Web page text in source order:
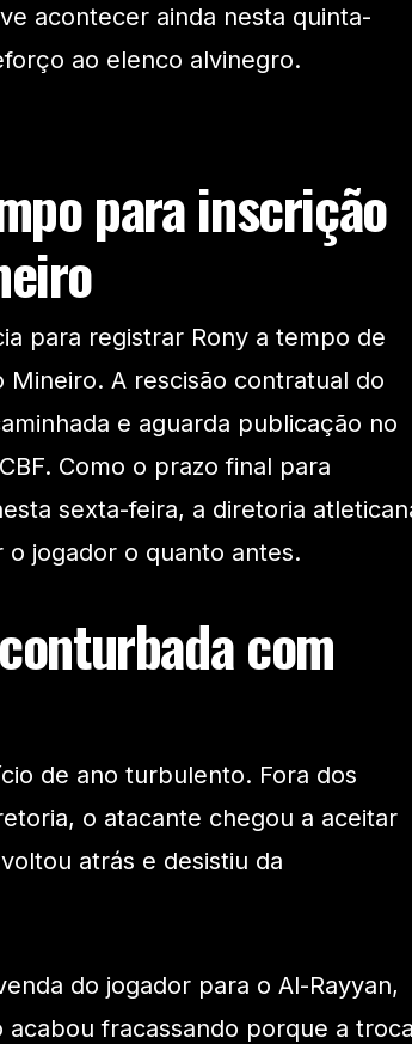
acontecer ainda nesta quinta-
ao elenco alvinegro.
para inscrição
para registrar Rony a tempo de
A rescisão contratual do
e aguarda publicação no
Como o prazo final para
sexta-feira, a diretoria
jogador o quanto antes.
com
de ano turbulento. Fora dos
o atacante chegou a aceitar
atrás e desistiu da
do jogador para o Al-Rayyan,
fracassando porque a